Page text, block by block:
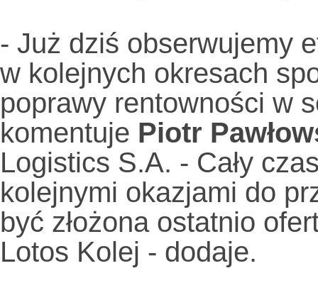
- Już dziś obserwujemy
w kolejnych okresach
poprawy rentowności w
komentuje Piotr
Logistics S.A. - Cały
kolejnymi okazjami do
być złożona ostatnio
Lotos Kolej - dodaje.